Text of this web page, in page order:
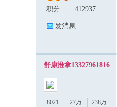
积分 412937
发消息
舒康推拿13327961816
8021
27万
238万